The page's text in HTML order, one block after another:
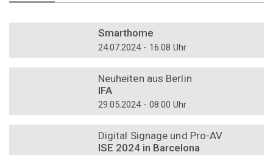
Smarthome
24.07.2024 - 16:08 Uhr
Neuheiten aus Berlin
IFA
29.05.2024 - 08:00 Uhr
Digital Signage und Pro-AV
ISE 2024 in Barcelona